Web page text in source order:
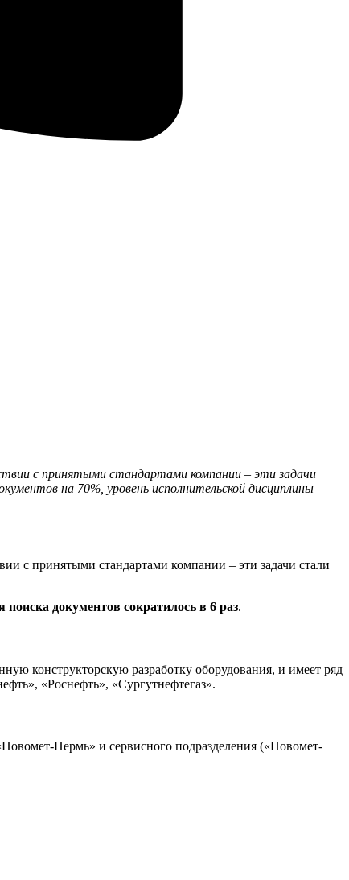
с принятыми стандартами компании – эти задачи
на 70%, уровень исполнительской дисциплины
с принятыми стандартами компании – эти задачи стали
поиска документов сократилось в 6 раз.
конструкторскую разработку оборудования, и имеет ряд
«Роснефть», «Сургутнефтегаз».
Пермь» и сервисного подразделения («Новомет-